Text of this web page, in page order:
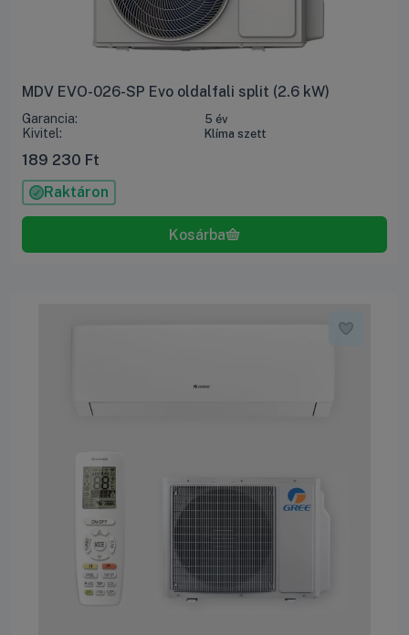
MDV EVO-026-SP Evo oldalfali split (2.6 kW)
Garancia: 5 év
Kivitel: Klíma szett
189 230 Ft
Raktáron